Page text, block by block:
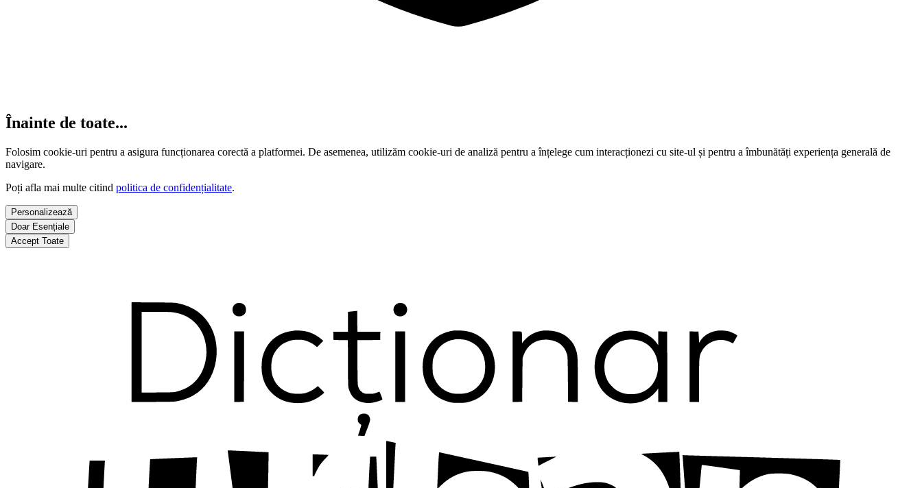
Înainte de toate...
Folosim cookie-uri pentru a asigura funcționarea corectă a platformei. De asemenea, utilizăm cookie-uri de analiză pentru a înțelege cum interacționezi cu site-ul și pentru a îmbunătăți experiența generală de
navigare.
Poți afla mai multe citind politica de confidențialitate.
Personalizează
Doar Esențiale
Accept Toate